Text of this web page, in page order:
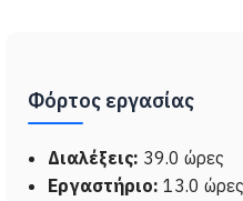
Φόρτος εργασίας
Διαλέξεις: 39.0 ώρες
Εργαστήριο: 13.0 ώρες